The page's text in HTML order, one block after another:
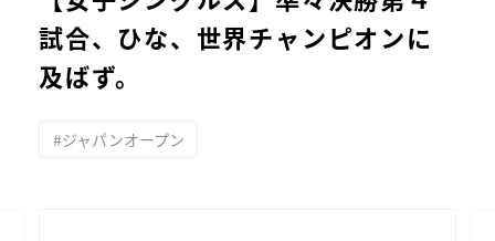
試合、ひな、世界チャンピオンに
及ばず。
#ジャパンオープン